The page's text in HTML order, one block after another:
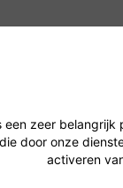
gaan met
een zeer
door onze
activeren